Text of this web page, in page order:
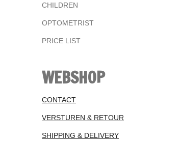
CHILDREN
OPTOMETRIST
PRICE LIST
WEBSHOP
CONTACT
VERSTUREN & RETOUR
SHIPPING & DELIVERY